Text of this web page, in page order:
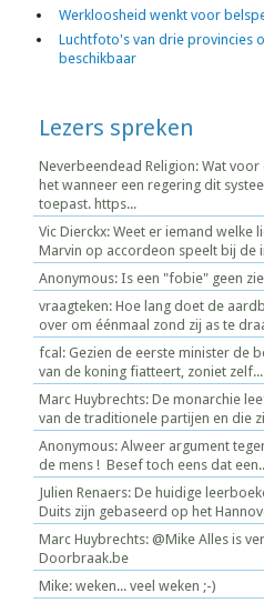
Werkloosheid wenkt voor
Luchtfoto's van drie provincies
beschikbaar
Lezers spreken
Neverbeendead Religion: Wat voor
het wanneer een regering dit
toepast. https...
Vic Dierckx: Weet er iemand welke
Marvin op accordeon speelt bij de
Anonymous: Is een "fobie" geen
vraagteken: Hoe lang doet de
over om éénmaal zond zij as te
fcal: Gezien de eerste minister de
van de koning fiatteert, zoniet zelf...
Marc Huybrechts: De monarchie
van de traditionele partijen en die
Anonymous: Alweer argument
de mens ! Besef toch eens dat
Julien Renaers: De huidige
Duits zijn gebaseerd op het
Marc Huybrechts: @Mike Alles is
Doorbraak.be
Mike: weken... veel weken ;-)